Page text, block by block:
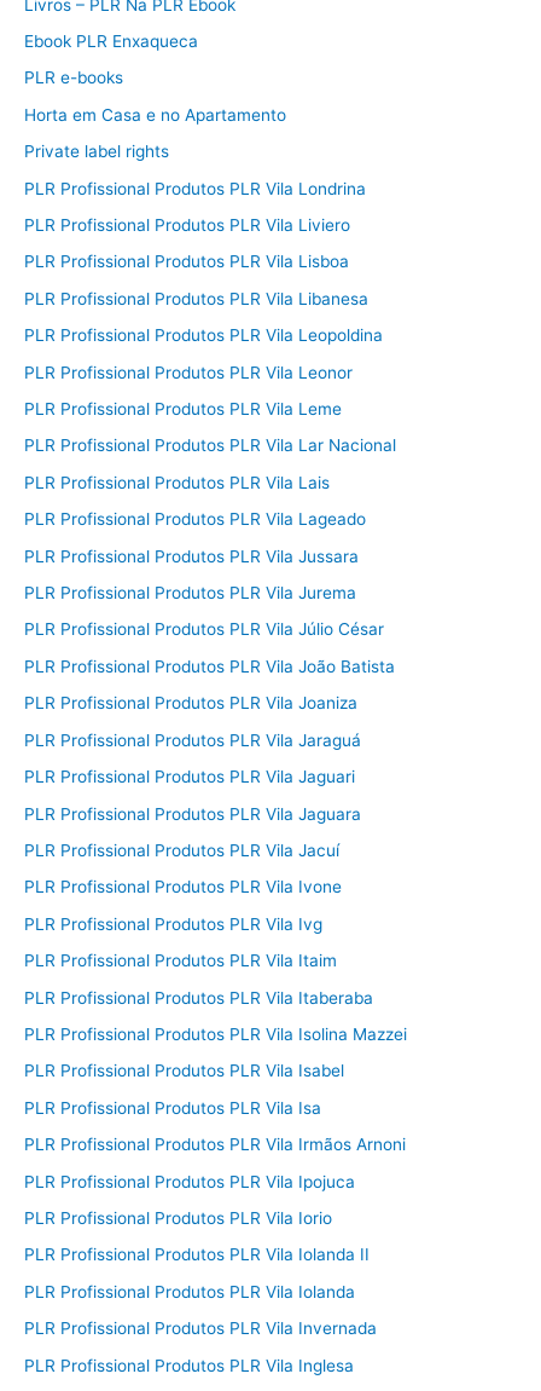
Livros – PLR Na PLR Ebook
Ebook PLR Enxaqueca
PLR e-books
Horta em Casa e no Apartamento
Private label rights
PLR Profissional Produtos PLR Vila Londrina
PLR Profissional Produtos PLR Vila Liviero
PLR Profissional Produtos PLR Vila Lisboa
PLR Profissional Produtos PLR Vila Libanesa
PLR Profissional Produtos PLR Vila Leopoldina
PLR Profissional Produtos PLR Vila Leonor
PLR Profissional Produtos PLR Vila Leme
PLR Profissional Produtos PLR Vila Lar Nacional
PLR Profissional Produtos PLR Vila Lais
PLR Profissional Produtos PLR Vila Lageado
PLR Profissional Produtos PLR Vila Jussara
PLR Profissional Produtos PLR Vila Jurema
PLR Profissional Produtos PLR Vila Júlio César
PLR Profissional Produtos PLR Vila João Batista
PLR Profissional Produtos PLR Vila Joaniza
PLR Profissional Produtos PLR Vila Jaraguá
PLR Profissional Produtos PLR Vila Jaguari
PLR Profissional Produtos PLR Vila Jaguara
PLR Profissional Produtos PLR Vila Jacuí
PLR Profissional Produtos PLR Vila Ivone
PLR Profissional Produtos PLR Vila Ivg
PLR Profissional Produtos PLR Vila Itaim
PLR Profissional Produtos PLR Vila Itaberaba
PLR Profissional Produtos PLR Vila Isolina Mazzei
PLR Profissional Produtos PLR Vila Isabel
PLR Profissional Produtos PLR Vila Isa
PLR Profissional Produtos PLR Vila Irmãos Arnoni
PLR Profissional Produtos PLR Vila Ipojuca
PLR Profissional Produtos PLR Vila Iorio
PLR Profissional Produtos PLR Vila Iolanda II
PLR Profissional Produtos PLR Vila Iolanda
PLR Profissional Produtos PLR Vila Invernada
PLR Profissional Produtos PLR Vila Inglesa